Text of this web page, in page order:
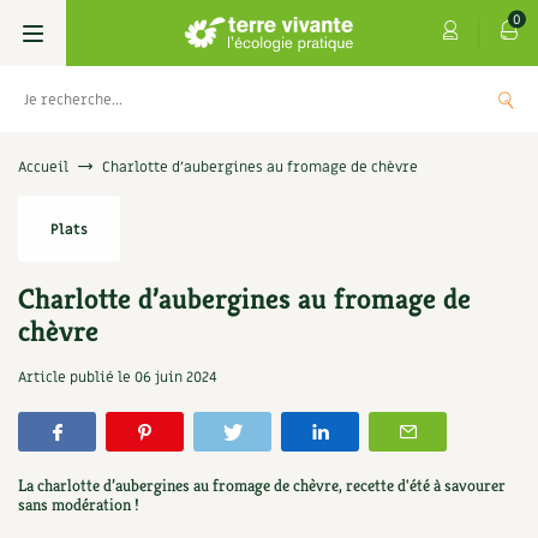
0
Livres
Permaculture, Jardin bio
Techniques de jardinage
Verger, arbres
Petit élevage
Aménagement jardin
Les 4 saisons
Se réabonner
Offrir un abonnement
Les numéros
4 saisons
Boutique
Graines, semences
Aromatiques
Florales
Cartes cadeau
Visiter en famille, entre amis
Accueil Charlotte d’aubergines au fromage de chèvre
Plats
Charlotte d’aubergines au fromage de
chèvre
Article publié le 06 juin 2024
La charlotte d’aubergines au fromage de chèvre, recette d'été à savourer
sans modération !
5,00€